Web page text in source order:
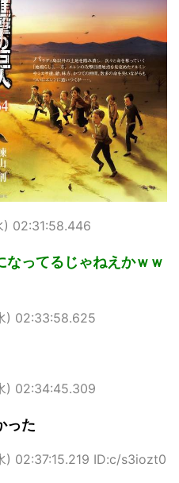
！
か?」論争
ので限界まで極める事にした件
の新グッズ、流石に一線を越
でが長過ぎてつまらない」←合
した。RSSの解除をお願いしま
をどういう時にどこに建てるの
んだがｗｗｗ
02:31:58.446
なってるじゃねえかｗｗ
) 02:33:58.625
) 02:34:45.309
った
) 02:37:15.219 ID:c/s3iozt0